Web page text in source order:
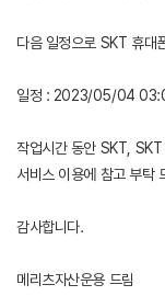
다음 일정으로 SKT 휴대
일정 : 2023/05/04
작업시간 동안 SKT,
서비스 이용에 참고 부탁
감사합니다.
메리츠자산운용 드림